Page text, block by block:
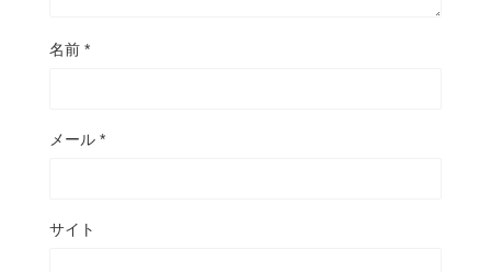
名前 *
メール *
サイト